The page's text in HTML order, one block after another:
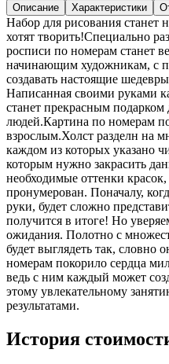
Описание Характеристики
Набор для рисования станет
хотят творить!Специально
росписи по номерам станет
начинающим художникам, с
создавать настоящие
Написанная своими руками
станет прекрасным
людей.Картина по номерам
взрослым.Холст разделн на
каждом из которых указано
которым нужно закрасить
необходимые оттенки
пронумерован. Поначалу,
руки, будет сложно
получится в итоге! Но
ожидания. Полотно с
будет выглядеть так, словно
номерам покорило сердца
ведь с ним каждый может
этому увлекательному
результатами.
История